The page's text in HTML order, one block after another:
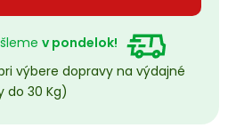
v pondelok!
výbere dopravy na výdajné
do 30 Kg)